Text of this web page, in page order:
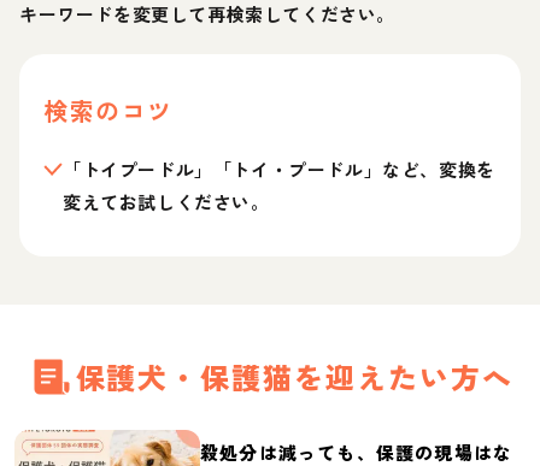
キーワードを変更して再検索してください。
検索のコツ
「トイプードル」「トイ・プードル」など、変換を
変えてお試しください。
保護犬・保護猫を迎えたい方へ
殺処分は減っても、保護の現場はな